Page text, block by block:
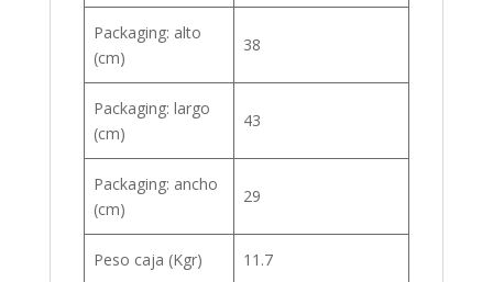
Packaging: alto
(cm)
38
Packaging: largo
(cm)
43
Packaging: ancho
(cm)
29
Peso caja (Kgr) 11.7